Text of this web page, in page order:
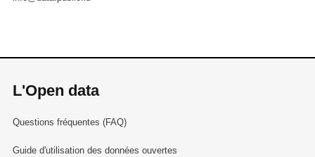
L'Open data
Questions fréquentes (FAQ)
Guide d'utilisation des données ouvertes